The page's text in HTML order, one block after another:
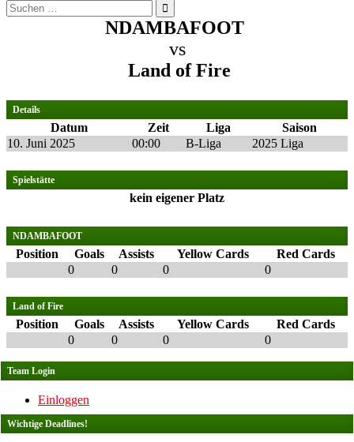
Suchen
nach:
NDAMBAFOOT
vs
Land of Fire
Details
Datum Zeit Liga
Saison
10. Juni 2025
00:00 B-Liga 2025 Liga
Spielstätte
kein eigener Platz
NDAMBAFOOT
Position Goals Assists Yellow Cards
Red Cards
0
0 0 0
Land of Fire
Position Goals Assists Yellow Cards
Red Cards
0
0 0 0
Team Login
Einloggen
Wichtige Deadlines!